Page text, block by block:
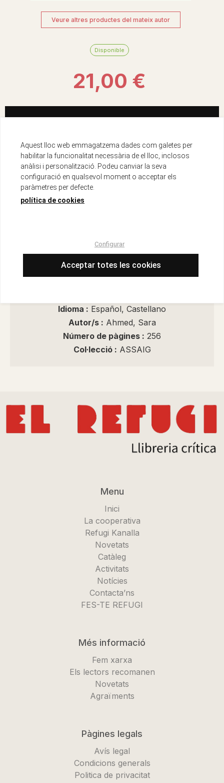
Veure altres productes del mateix autor
Disponible
21,00 €
Recursos de seguretat del producte
ISBN : 979-13-87645-08-3
Encuadernació : Espiral
Idioma : Español, Castellano
Autor/s : Ahmed, Sara
Número de pàgines : 256
Col·lecció : ASSAIG
Menu
Inici
La cooperativa
Refugi Kanalla
Novetats
Catàleg
Activitats
Notícies
Contacta’ns
FES-TE REFUGI
Més informació
Fem xarxa
Els lectors recomanen
Novetats
Agraïments
Pàgines legals
Avís legal
Condicions generals
Politica de privacitat
Aquest lloc web emmagatzema dades com galetes per
habilitar la funcionalitat necessària de el lloc, inclosos
anàlisi i personalització. Podeu canviar la seva
configuració en qualsevol moment o acceptar els
paràmetres per defecte.
política de cookies
Configurar
Acceptar totes les cookies